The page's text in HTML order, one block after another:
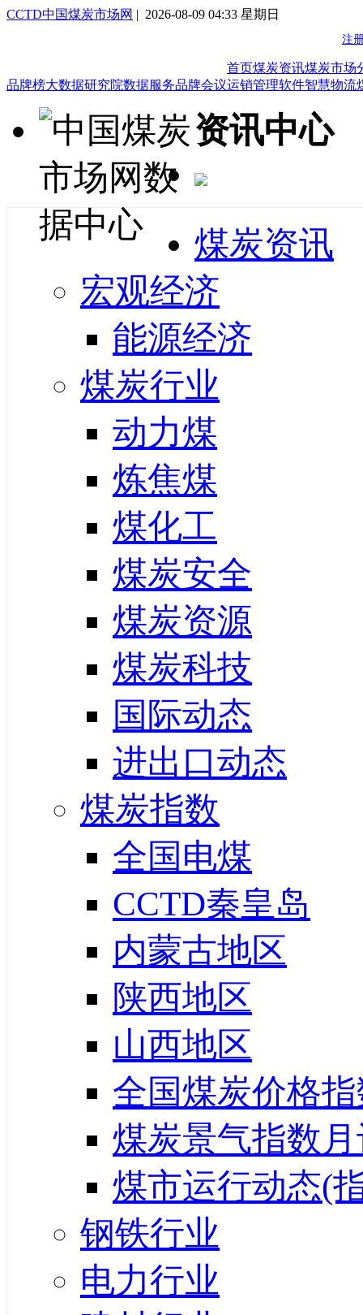
CCTD中国煤炭市场网 | 2026-08-09 04:33 星期日
首页煤炭资讯煤炭市场
品牌榜大数据研究院数据服务品牌会议运销管理软件智慧物流
资讯中心
煤炭资讯
宏观经济
能源经济
煤炭行业
动力煤
炼焦煤
煤化工
煤炭安全
煤炭资源
煤炭科技
国际动态
进出口动态
煤炭指数
全国电煤
CCTD秦皇岛
内蒙古地区
陕西地区
山西地区
全国煤炭价格
煤炭景气指数
煤市运行动态(
钢铁行业
电力行业